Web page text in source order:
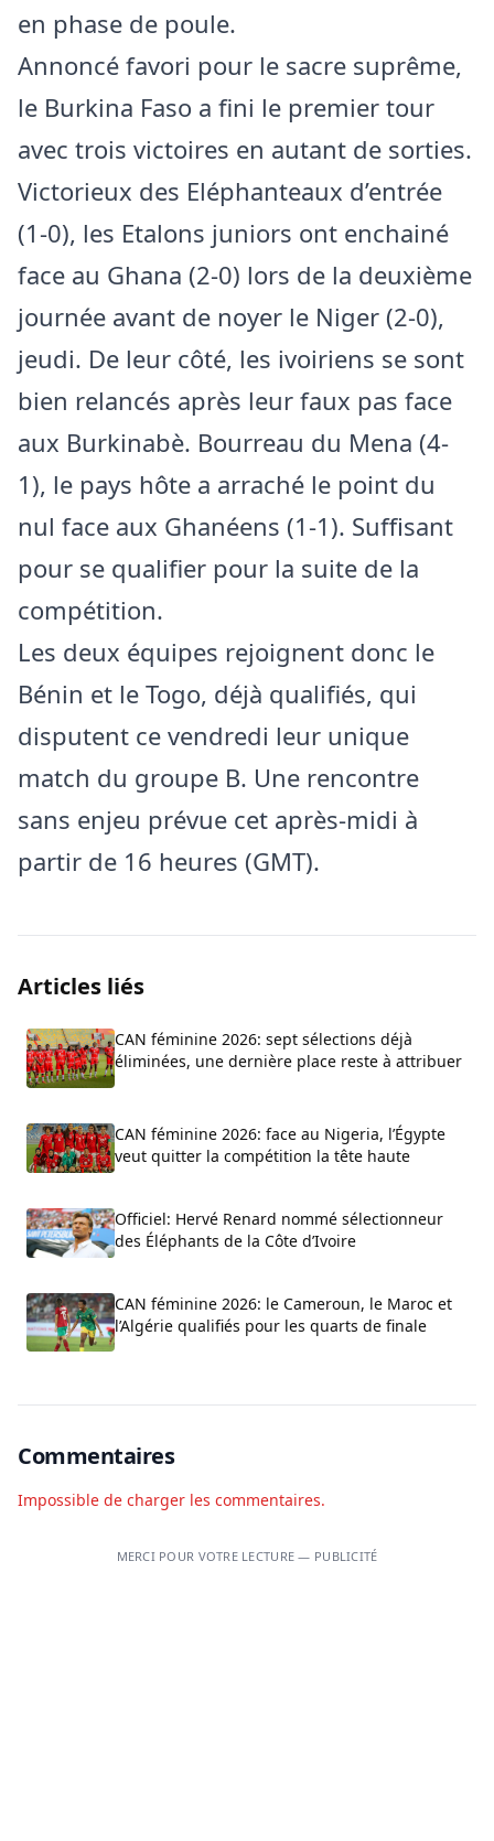
en phase de poule.
Annoncé favori pour le sacre suprême,
le Burkina Faso a fini le premier tour
avec trois victoires en autant de sorties.
Victorieux des Eléphanteaux d’entrée
(1-0), les Etalons juniors ont enchainé
face au Ghana (2-0) lors de la deuxième
journée avant de noyer le Niger (2-0),
jeudi. De leur côté, les ivoiriens se sont
bien relancés après leur faux pas face
aux Burkinabè. Bourreau du Mena (4-
1), le pays hôte a arraché le point du
nul face aux Ghanéens (1-1). Suffisant
pour se qualifier pour la suite de la
compétition.
Les deux équipes rejoignent donc le
Bénin et le Togo, déjà qualifiés, qui
disputent ce vendredi leur unique
match du groupe B. Une rencontre
sans enjeu prévue cet après-midi à
partir de 16 heures (GMT).
Articles liés
CAN féminine 2026: sept sélections déjà
éliminées, une dernière place reste à attribuer
CAN féminine 2026: face au Nigeria, l’Égypte
veut quitter la compétition la tête haute
Officiel: Hervé Renard nommé sélectionneur
des Éléphants de la Côte d’Ivoire
CAN féminine 2026: le Cameroun, le Maroc et
l’Algérie qualifiés pour les quarts de finale
Commentaires
Impossible de charger les commentaires.
MERCI POUR VOTRE LECTURE — PUBLICITÉ